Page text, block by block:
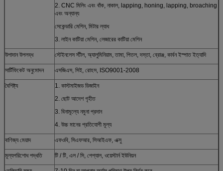
2. CNC মিলিং এবং বাঁক, নাকাল, lapping, honing, lapping, broaching
এবং অন্যান্য
সেকেন্ডারি মেশিন, মিটার ল্যাধ
3. লাইন কাটিয়া মেশিন, লেজারের কাটিয়া মেশিন
উপাদান উপলব্ধ স্টেইনলেস স্টীল, অ্যালুমিনিয়াম, তামা, পিতল, দস্তা, ব্রোঞ্জ, কার্বন ইস্পাত ইত্যাদি
সার্টিফিকেট অনুমোদন এসজিএস, সিই, রোহস, ISO9001-2008
বৈশিষ্ট্য
1. কাস্টমাইজড ডিজাইন
2. ছোট আদেশ গৃহীত
3. বিনামূল্যে নমুনা প্রদান
4. উচ্চ মানের প্রতিযোগী মূল্য
বাণিজ্য মেয়াদ এফওবি, সিএফআর, সিআইএফ, এক্সু
মূল্যপরিশোধ পদ্ধতি টি / টি, এল / সি, পেপ্যাল, ওয়েস্টার্ন ইউনিয়ন